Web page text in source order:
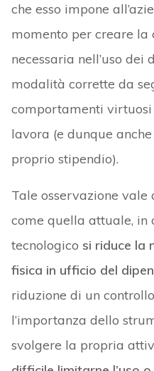
che esso impone
momento per creare la
necessaria nell’uso
modalità corrette da
comportamenti
lavora (e dunque
proprio stipendio).
Tale osservazione vale
come quella attuale, in
tecnologico si riduce la
fisica in ufficio del
riduzione di un
l’importanza dello
svolgere la propria